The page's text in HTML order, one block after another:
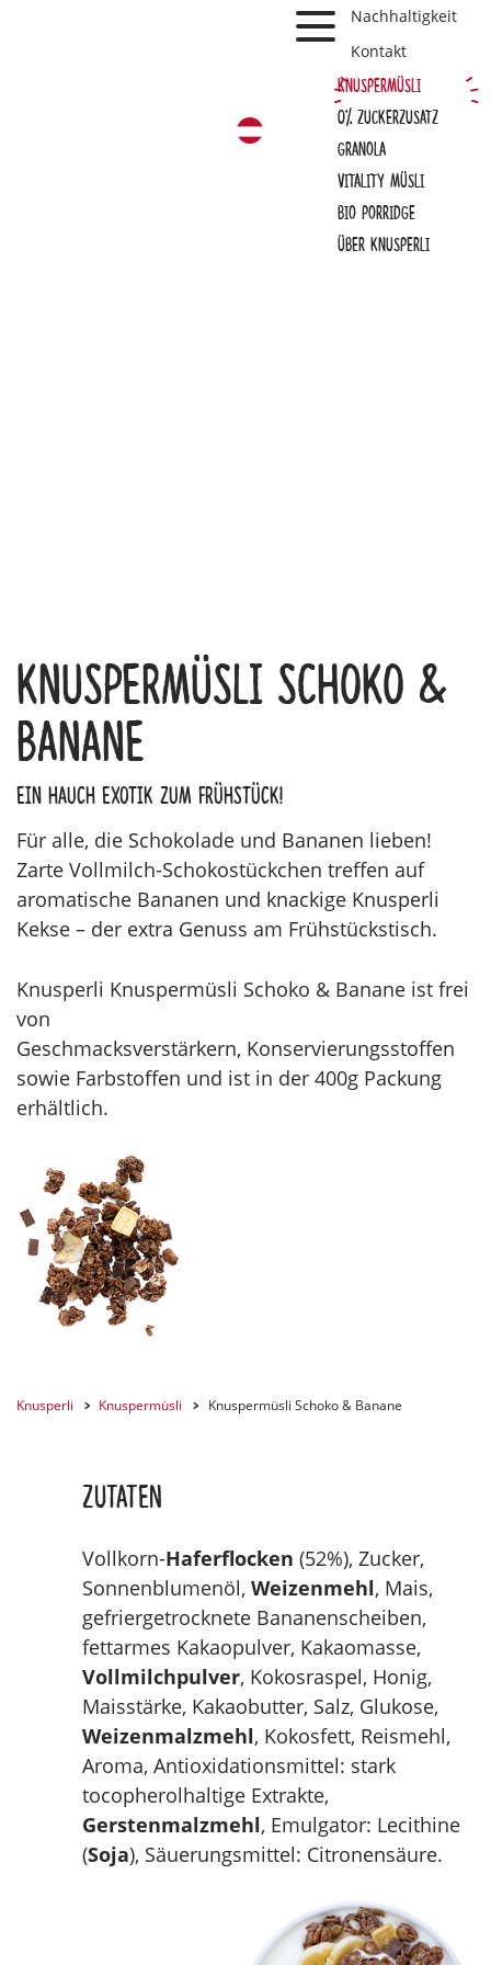
Deutsch
Toggle Navbar
Nachhaltigkeit
Kontakt
Knuspermüsli
0% Zuckerzusatz
Granola
Vitality Müsli
Bio Porridge
Über Knusperli
Knuspermüsli Schoko &
Banane
Ein Hauch Exotik zum Frühstück!
Für alle, die Schokolade und Bananen lieben!
Zarte Vollmilch-Schokostückchen treffen auf
aromatische Bananen und knackige Knusperli
Kekse – der extra Genuss am Frühstückstisch.
Knusperli Knuspermüsli Schoko & Banane ist frei
von
Geschmacksverstärkern, Konservierungsstoffen
sowie Farbstoffen und ist in der 400g Packung
erhältlich.
Knusperli Knuspermüsli Knuspermüsli Schoko & Banane
Zutaten
Vollkorn-Haferflocken (52%), Zucker,
Sonnenblumenöl, Weizenmehl, Mais,
gefriergetrocknete Bananenscheiben,
fettarmes Kakaopulver, Kakaomasse,
Vollmilchpulver, Kokosraspel, Honig,
Maisstärke, Kakaobutter, Salz, Glukose,
Weizenmalzmehl, Kokosfett, Reismehl,
Aroma, Antioxidationsmittel: stark
tocopherolhaltige Extrakte,
Gerstenmalzmehl, Emulgator: Lecithine
(Soja), Säuerungsmittel: Citronensäure.